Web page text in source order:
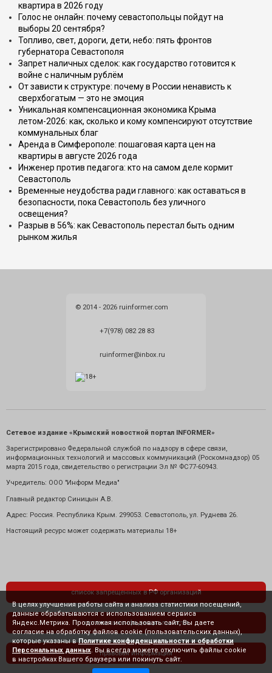
квартира в 2026 году
Голос не онлайн: почему севастопольцы пойдут на
выборы 20 сентября?
Топливо, свет, дороги, дети, небо: пять фронтов
губернатора Севастополя
Запрет наличных сделок: как государство готовится к
войне с наличным рублём
От зависти к структуре: почему в России ненависть к
сверхбогатым — это не эмоция
Уникальная компенсационная экономика Крыма
летом-2026: как, сколько и кому компенсируют отсутствие
коммунальных благ
Аренда в Симферополе: пошаговая карта цен на
квартиры в августе 2026 года
Инженер против педагога: кто на самом деле кормит
Севастополь
Временные неудобства ради главного: как оставаться в
безопасности, пока Севастополь без уличного
освещения?
Разрыв в 56%: как Севастополь перестал быть одним
рынком жилья
© 2014 - 2026 ruinformer.com
+7(978) 082 28 83
ruinformer@inbox.ru
Сетевое издание «Крымский новостной портал INFORMER»
Зарегистрировано Федеральной службой по надзору в сфере связи,
информационных технологий и массовых коммуникаций (Роскомнадзор) 05
марта 2015 года, свидетельство о регистрации Эл № ФС77-60943.
Учредитель: ООО "Информ Медиа"
Главный редактор Синицын А.В.
Адрес: Россия. Республика Крым. 299053. Севастополь, ул. Руднева 26.
Настоящий ресурс может содержать материалы 18+
список запрещенных в РФ организаций
политика конфиденциальности
правовая информация
В целях улучшения работы сайта и анализа статистики посещений,
данные обрабатываются с использованием сервиса
Яндекс.Метрика. Продолжая использовать сайт, Вы даете
согласие на обработку файлов cookie (пользовательских данных),
которые указаны в Политике конфиденциальности и обработки
Персональных данных . Вы всегда можете отключить файлы cookie
в настройках Вашего браузера или покинуть сайт.